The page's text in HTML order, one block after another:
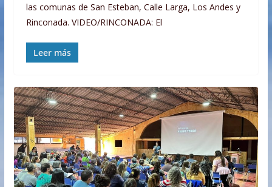
las comunas de San Esteban, Calle Larga, Los Andes y
Rinconada. VIDEO/RINCONADA: El
Leer más